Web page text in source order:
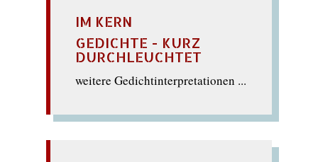
IM KERN
GEDICHTE - KURZ
DURCHLEUCHTET
weitere Gedichtinterpretationen ...